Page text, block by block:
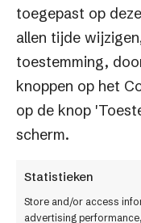
toegepast op
allen tijde
toestemming,
knoppen op het
op de knop
scherm.
Statistieken
Store and/or access
advertising
0570 609941
Menu
ShopMaster
Cases
Pakketten en
Integraties